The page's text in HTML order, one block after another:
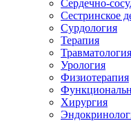
Сердечно-
Сестринское
Сурдология
Терапия
Урология
Физиотерапия
Хирургия